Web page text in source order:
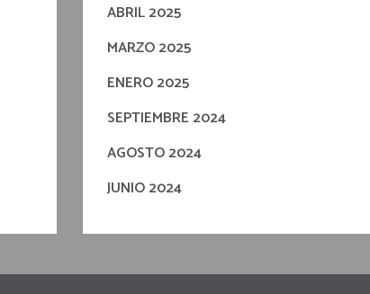
ABRIL 2025
MARZO 2025
ENERO 2025
SEPTIEMBRE 2024
AGOSTO 2024
JUNIO 2024